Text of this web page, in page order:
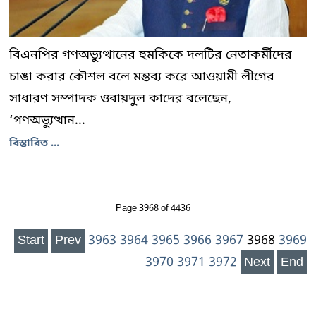
বিএনপির গণঅভ্যুত্থানের হুমকিকে দলটির নেতাকর্মীদের
চাঙা করার কৌশল বলে মন্তব্য করে আওয়ামী লীগের
সাধারণ সম্পাদক ওবায়দুল কাদের বলেছেন,
‘গণঅভ্যুত্থান...
বিস্তারিত ...
Page 3968 of 4436
Start Prev 3963 3964 3965 3966 3967 3968 3969
3970 3971 3972 Next End